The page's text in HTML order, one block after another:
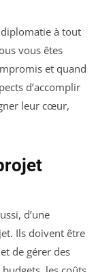
diplomatie à tout
vous êtes
et quand
d’accomplir
leur cœur,
d’une
Ils doivent être
de gérer des